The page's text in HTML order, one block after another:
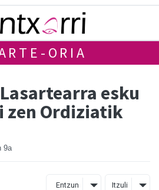
ORIA
Lasartearra esku
Ordiziatik
9a
Entzun Itzuli